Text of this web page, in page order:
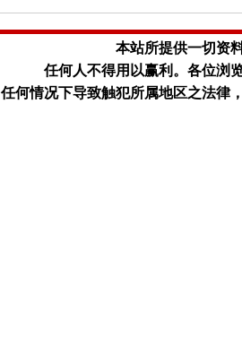
本站所提供一切资
任何人不得用以赢利。 各位浏
任何情况下导致触犯所属地区之法律